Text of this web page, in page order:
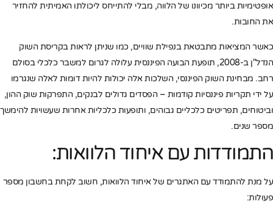
אופטימיות ביותר מכיוונו של הלווה, מבלי להתייחס ליכולתו האמיתית להחזיר
את החובות.
כאשר המציאות מתבטאת בנפילת שוויים, כמו שניתן לראות בקריסת השוק
הנדל"ן ב-2008, תופעת הבועה הפיננסית עלולה לגרום למשבר כלכלי בסולם
רחב. מבחינת השוק הפיננסי, השלכות אלה יכולות להיות דומות לאלה שנגרמו
על ידי תקריות פיננסיות קודמות – הפסדים גדולים לבנקים, התפרקות שוק ההון,
וביטוחים, תפריטים כלכליים גבוהים, ותופעות כלכליות אחרות שעשויות להימשך
מספר שנים.
התמודדות עם איחוד הלוואות:
על מנת להתמודד עם האתגרים של איחוד הלוואות, חשוב לקחת בחשבון מספר
פעולות: